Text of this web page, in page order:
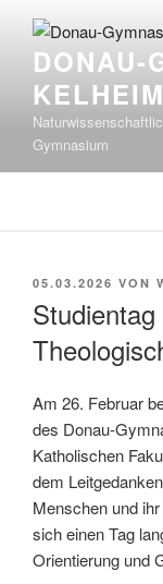
Inhalt
springenDONAU-
KELHEIM
Gymnasium
05.03.2026 VON
Am 26. Februar
des Donau-
Katholischen
dem
Menschen und
sich einen Tag
Orientierung und